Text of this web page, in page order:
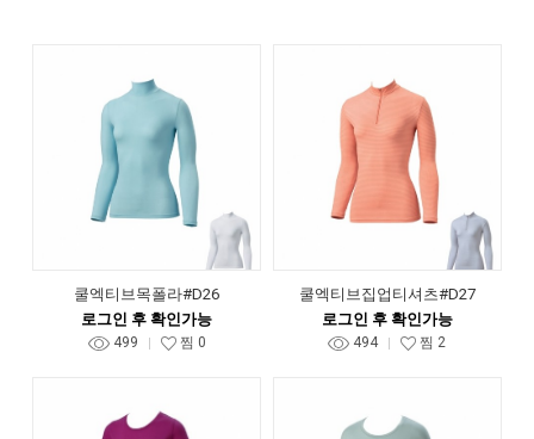
쿨엑티브목폴라#D26
로그인 후 확인가능
499 찜 0
쿨엑티브집업티셔츠#D27
로그인 후 확인가능
494 찜 2